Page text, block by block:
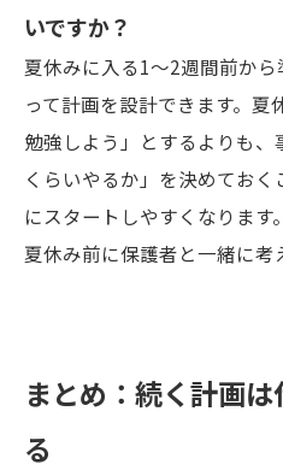
いですか？
夏休みに入る1〜2週間前か
って計画を設計できます。夏
勉強しよう」とするよりも
くらいやるか」を決めてお
にスタートしやすくなります
夏休み前に保護者と一緒に考
まとめ：続く計画
る